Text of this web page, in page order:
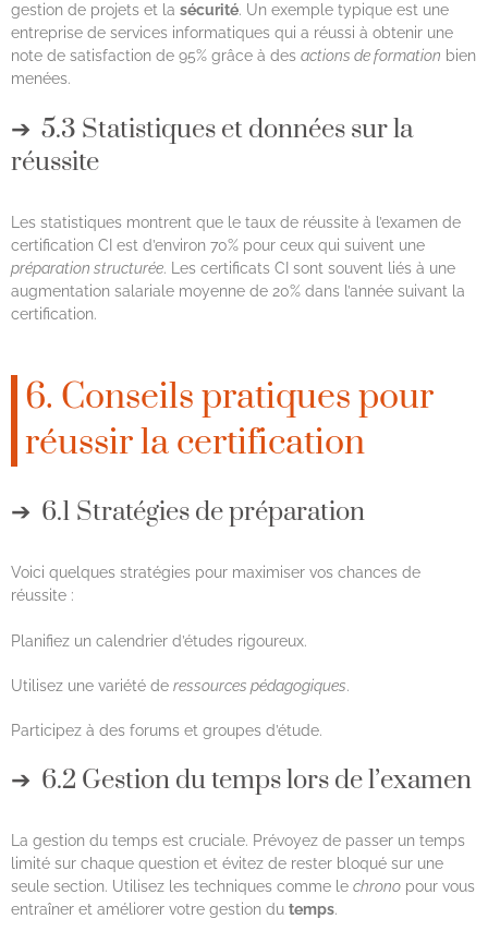
gestion de projets et la sécurité. Un exemple typique est une
entreprise de services informatiques qui a réussi à obtenir une
note de satisfaction de 95% grâce à des actions de formation bien
menées.
5.3 Statistiques et données sur la
réussite
Les statistiques montrent que le taux de réussite à l’examen de
certification CI est d’environ 70% pour ceux qui suivent une
préparation structurée. Les certificats CI sont souvent liés à une
augmentation salariale moyenne de 20% dans l’année suivant la
certification.
6. Conseils pratiques pour
réussir la certification
6.1 Stratégies de préparation
Voici quelques stratégies pour maximiser vos chances de
réussite :
Planifiez un calendrier d’études rigoureux.
Utilisez une variété de ressources pédagogiques.
Participez à des forums et groupes d’étude.
6.2 Gestion du temps lors de l’examen
La gestion du temps est cruciale. Prévoyez de passer un temps
limité sur chaque question et évitez de rester bloqué sur une
seule section. Utilisez les techniques comme le chrono pour vous
entraîner et améliorer votre gestion du temps.